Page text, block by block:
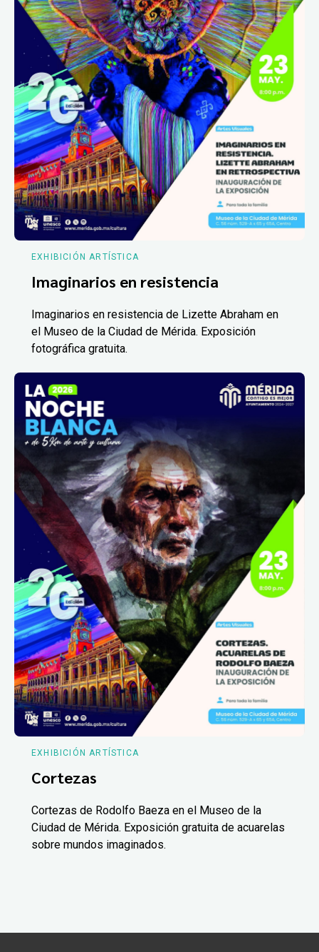
EXHIBICIÓN ARTÍSTICA
Imaginarios en resistencia
Imaginarios en resistencia de Lizette Abraham en
el Museo de la Ciudad de Mérida. Exposición
fotográfica gratuita.
EXHIBICIÓN ARTÍSTICA
Cortezas
Cortezas de Rodolfo Baeza en el Museo de la
Ciudad de Mérida. Exposición gratuita de acuarelas
sobre mundos imaginados.